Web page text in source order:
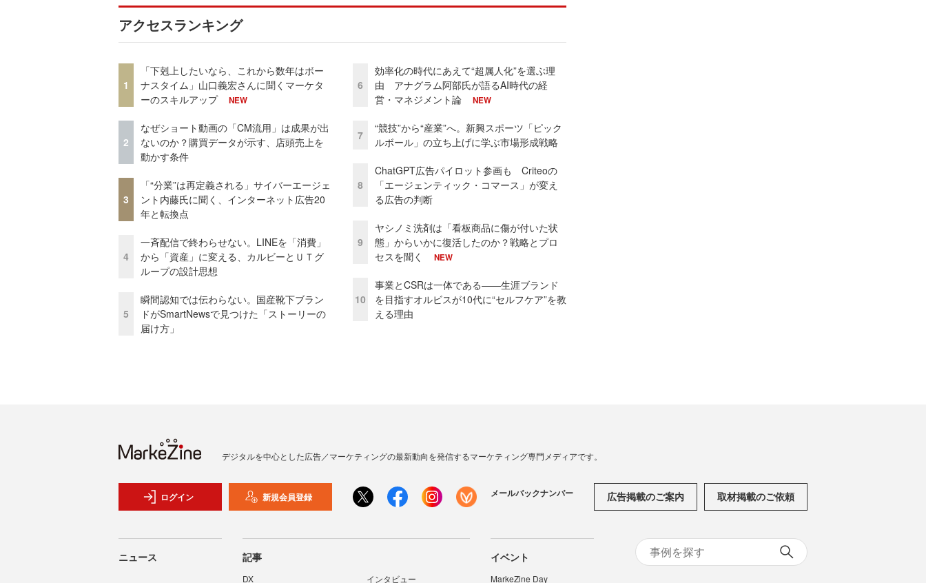
アクセスランキング
1
「下剋上したいなら、これから数年はボー
ナスタイム」山口義宏さんに聞くマーケタ
ーのスキルアップ
NEW
2
なぜショート動画の「CM流用」は成果が出
ないのか？購買データが示す、店頭売上を
動かす条件
3
「“分業”は再定義される」サイバーエージェ
ント内藤氏に聞く、インターネット広告20
年と転換点
4
一斉配信で終わらせない。LINEを「消費」
から「資産」に変える、カルビーとＵＴグ
ループの設計思想
5
瞬間認知では伝わらない。国産靴下ブラン
ドがSmartNewsで見つけた「ストーリーの
届け方」
6
効率化の時代にあえて“超属人化”を選ぶ理
由 アナグラム阿部氏が語るAI時代の経
営・マネジメント論
NEW
7
“競技”から“産業”へ。新興スポーツ「ピック
ルボール」の立ち上げに学ぶ市場形成戦略
8
ChatGPT広告パイロット参画も Criteoの
「エージェンティック・コマース」が変え
る広告の判断
9
ヤシノミ洗剤は「看板商品に傷が付いた状
態」からいかに復活したのか？戦略とプロ
セスを聞く
NEW
10
事業とCSRは一体である――生涯ブランド
を目指すオルビスが10代に“セルフケア”を教
える理由
デジタルを中心とした広告／マーケティングの最新動向を発信するマーケティング専門メディアです。
ログイン 新規会員登録 メールバックナンバー 広告掲載のご案内 取材掲載のご依頼
ニュース 記事
DX インタビュー
イベント
MarkeZine Day